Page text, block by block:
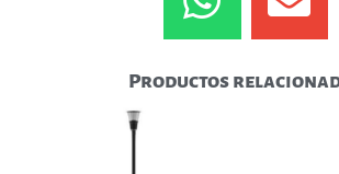
Productos